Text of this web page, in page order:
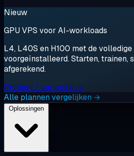
Nieuw
GPU VPS voor AI-workloads
L4, L40S en H100 met de
voorgeïnstalleerd. Starten, trainen,
afgerekend.
Probeer 1 uur gratis →
Alle plannen vergelijken →